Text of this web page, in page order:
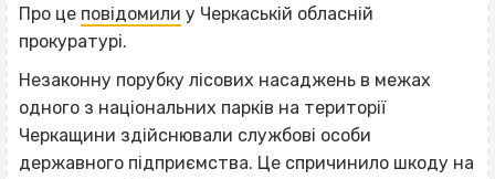
Про це повідомили у Черкаській обласній
прокуратурі.
Незаконну порубку лісових насаджень в межах
одного з національних парків на території
Черкащини здійснювали службові особи
державного підприємства. Це спричинило шкоду на